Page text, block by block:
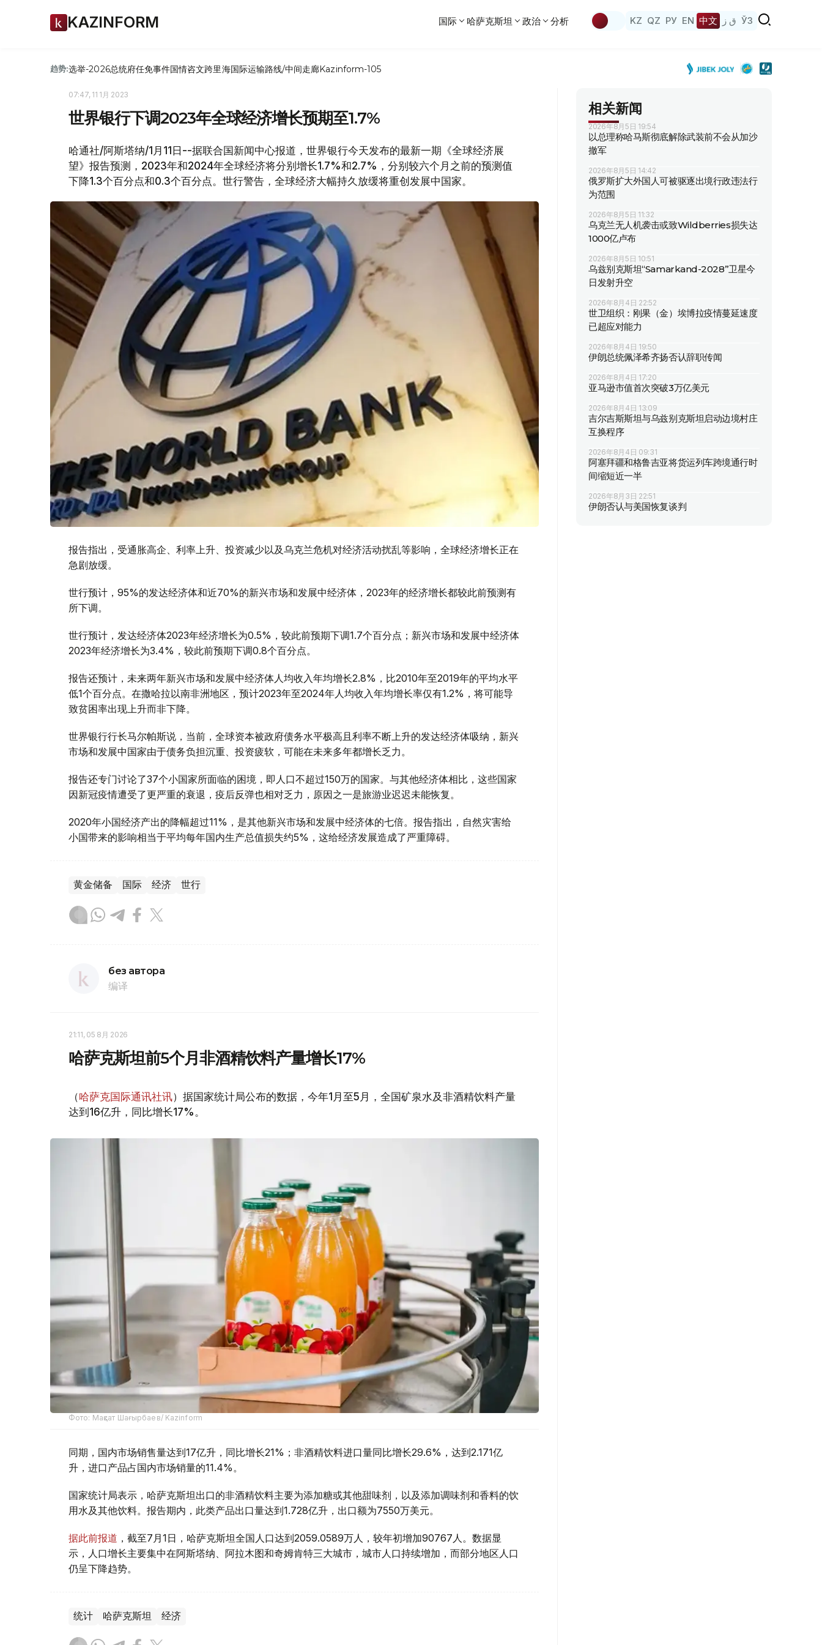
KAZINFORM 国际 哈萨克斯坦 政治 分析 KZ QZ РУ EN 中文 ق ز ЎЗ
趋势:选举-2026总统府任免事件国情咨文跨里海国际运输路线/中间走廊Kazinform-105
07:47, 11 1月 2023
世界银行下调2023年全球经济增长预期至1.7%
哈通社/阿斯塔纳/1月11日--据联合国新闻中心报道，世界银行今天发布的最新一期《全球经济展
望》报告预测，2023年和2024年全球经济将分别增长1.7%和2.7%，分别较六个月之前的预测值
下降1.3个百分点和0.3个百分点。世行警告，全球经济大幅持久放缓将重创发展中国家。
报告指出，受通胀高企、利率上升、投资减少以及乌克兰危机对经济活动扰乱等影响，全球经济增长正在
急剧放缓。
世行预计，95%的发达经济体和近70%的新兴市场和发展中经济体，2023年的经济增长都较此前预测有
所下调。
世行预计，发达经济体2023年经济增长为0.5%，较此前预期下调1.7个百分点；新兴市场和发展中经济体
2023年经济增长为3.4%，较此前预期下调0.8个百分点。
报告还预计，未来两年新兴市场和发展中经济体人均收入年均增长2.8%，比2010年至2019年的平均水平
低1个百分点。在撒哈拉以南非洲地区，预计2023年至2024年人均收入年均增长率仅有1.2%，将可能导
致贫困率出现上升而非下降。
世界银行行长马尔帕斯说，当前，全球资本被政府债务水平极高且利率不断上升的发达经济体吸纳，新兴
市场和发展中国家由于债务负担沉重、投资疲软，可能在未来多年都增长乏力。
报告还专门讨论了37个小国家所面临的困境，即人口不超过150万的国家。与其他经济体相比，这些国家
因新冠疫情遭受了更严重的衰退，疫后反弹也相对乏力，原因之一是旅游业迟迟未能恢复。
2020年小国经济产出的降幅超过11%，是其他新兴市场和发展中经济体的七倍。报告指出，自然灾害给
小国带来的影响相当于平均每年国内生产总值损失约5%，这给经济发展造成了严重障碍。
黄金储备 国际 经济 世行
без автора
编译
21:11, 05 8月 2026
哈萨克斯坦前5个月非酒精饮料产量增长17%
（哈萨克国际通讯社讯）据国家统计局公布的数据，今年1月至5月，全国矿泉水及非酒精饮料产量
达到16亿升，同比增长17%。
Фото: Мақсат Шағырбаев/ Kazinform
同期，国内市场销售量达到17亿升，同比增长21%；非酒精饮料进口量同比增长29.6%，达到2.171亿
升，进口产品占国内市场销量的11.4%。
国家统计局表示，哈萨克斯坦出口的非酒精饮料主要为添加糖或其他甜味剂，以及添加调味剂和香料的饮
用水及其他饮料。报告期内，此类产品出口量达到1.728亿升，出口额为7550万美元。
据此前报道 ，截至7月1日，哈萨克斯坦全国人口达到2059.0589万人，较年初增加90767人。数据显
示，人口增长主要集中在阿斯塔纳、阿拉木图和奇姆肯特三大城市，城市人口持续增加，而部分地区人口
仍呈下降趋势。
统计 哈萨克斯坦 经济
相关新闻
2026年8月5日 19:54
以总理称哈马斯彻底解除武装前不会从加沙
撤军
2026年8月5日 14:42
俄罗斯扩大外国人可被驱逐出境行政违法行
为范围
2026年8月5日 11:32
乌克兰无人机袭击或致Wildberries损失达
1000亿卢布
2026年8月5日 10:51
乌兹别克斯坦“Samarkand-2028”卫星今
日发射升空
2026年8月4日 22:52
世卫组织：刚果（金）埃博拉疫情蔓延速度
已超应对能力
2026年8月4日 19:50
伊朗总统佩泽希齐扬否认辞职传闻
2026年8月4日 17:20
亚马逊市值首次突破3万亿美元
2026年8月4日 13:09
吉尔吉斯斯坦与乌兹别克斯坦启动边境村庄
互换程序
2026年8月4日 09:31
阿塞拜疆和格鲁吉亚将货运列车跨境通行时
间缩短近一半
2026年8月3日 22:51
伊朗否认与美国恢复谈判